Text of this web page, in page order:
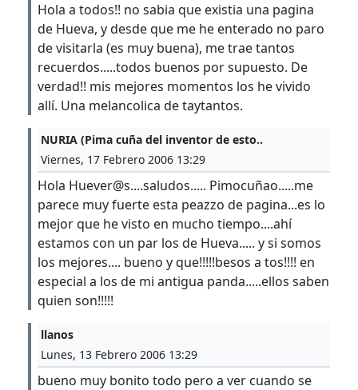
Hola a todos!! no sabia que existia una pagina
de Hueva, y desde que me he enterado no paro
de visitarla (es muy buena), me trae tantos
recuerdos.....todos buenos por supuesto. De
verdad!! mis mejores momentos los he vivido
allí. Una melancolica de taytantos.
NURIA (Pima cuña del inventor de esto..
Viernes, 17 Febrero 2006 13:29
Hola Huever@s....saludos..... Pimocuñao.....me
parece muy fuerte esta peazzo de pagina...es lo
mejor que he visto en mucho tiempo....ahí
estamos con un par los de Hueva..... y si somos
los mejores.... bueno y que!!!!!besos a tos!!!! en
especial a los de mi antigua panda.....ellos saben
quien son!!!!!
llanos
Lunes, 13 Febrero 2006 13:29
bueno muy bonito todo pero a ver cuando se